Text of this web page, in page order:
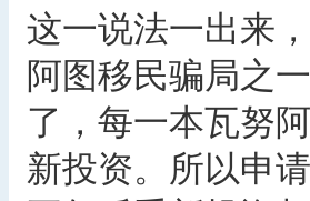
这一说法一出来
阿图移民骗局之
了，每一本瓦努
新投资。所以申